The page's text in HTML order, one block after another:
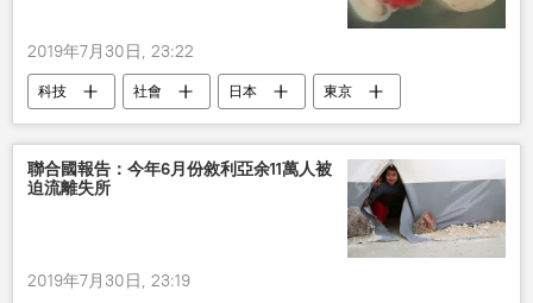
2019年7月30日, 23:22
科技 社會 日本
東京
批准
大學
聯合國報告：今年6月份敘利亞余11萬人被
迫流離失所
2019年7月30日, 23:19